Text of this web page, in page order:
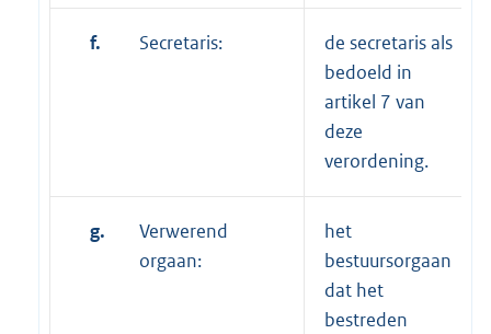
f. Secretaris:
de secretaris als
bedoeld in
artikel 7 van
deze
verordening.
g.
Verwerend
orgaan:
het
bestuursorgaan
dat het
bestreden